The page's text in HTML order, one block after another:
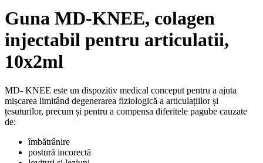
Guna MD-KNEE, colagen
injectabil pentru articulatii,
10x2ml
MD- KNEE este un dispozitiv medical conceput pentru a ajuta
mișcarea limitând degenerarea fiziologică a articulațiilor și
țesuturilor, precum și pentru a compensa diferitele pagube cauzate
de:
îmbătrânire
postură incorectă